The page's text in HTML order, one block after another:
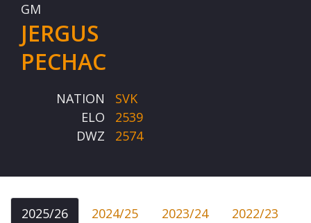
GM
JERGUS
PECHAC
NATION
SVK
ELO
2539
DWZ
2574
2025/26 2024/25 2023/24
2022/23